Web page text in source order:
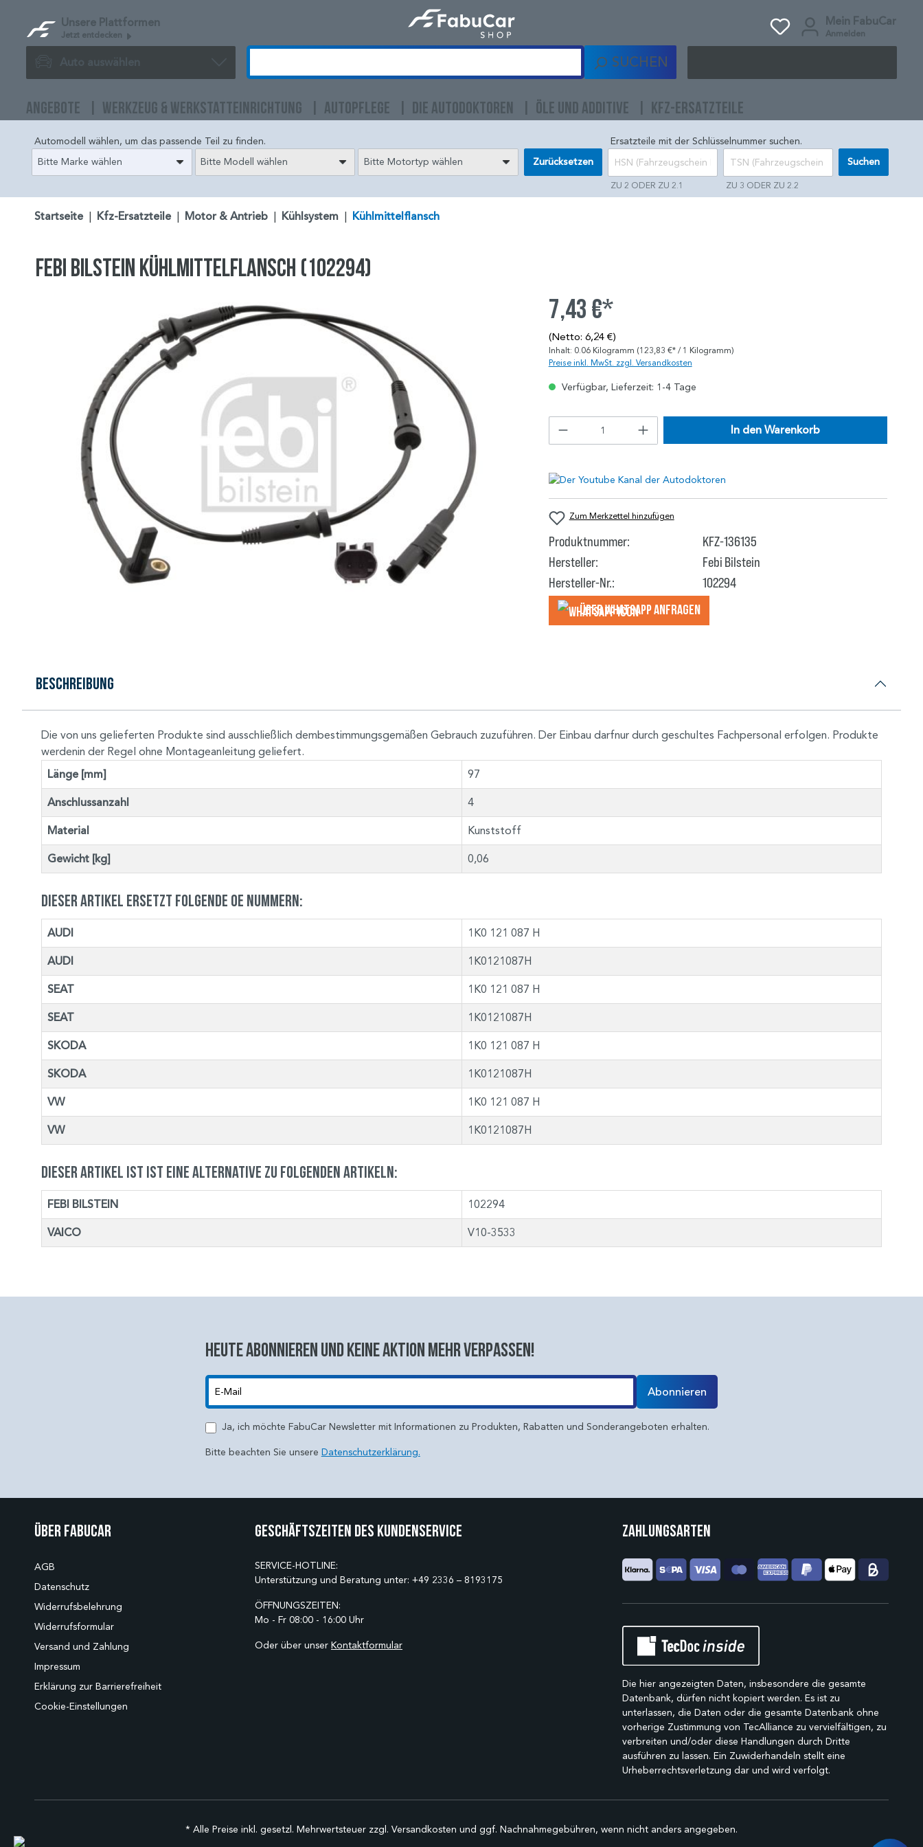
Unsere Plattformen
Jetzt entdecken
Mein FabuCar
Anmelden
Auto auswählen SUCHEN
ANGEBOTE WERKZEUG & WERKSTATTEINRICHTUNG AUTOPFLEGE DIE AUTODOKTOREN ÖLE UND ADDITIVE KFZ-ERSATZTEILE
Automodell wählen, um das passende Teil zu finden.
Bitte Marke wählen
Bitte Modell wählen Bitte Motortyp wählen Zurücksetzen
Ersatzteile mit der Schlüsselnummer suchen.
ZU 2 ODER ZU 2.1 ZU 3 ODER ZU 2.2
Suchen
Startseite Kfz-Ersatzteile Motor & Antrieb Kühlsystem Kühlmittelflansch
FEBI BILSTEIN Kühlmittelflansch (102294)
7,43 €*
(Netto: 6,24 €)
Inhalt: 0.06 Kilogramm (123,83 €* / 1 Kilogramm)
Preise inkl. MwSt. zzgl. Versandkosten
Verfügbar, Lieferzeit: 1-4 Tage
In den Warenkorb
Zum Merkzettel hinzufügen
Produktnummer:
KFZ-136135
Hersteller:
Febi Bilstein
Hersteller-Nr.:
102294
Über WhatsApp anfragеn
Beschreibung
Die von uns gelieferten Produkte sind ausschließlich dembestimmungsgemäßen Gebrauch zuzuführen. Der Einbau darfnur durch geschultes Fachpersonal erfolgen. Produkte
werdenin der Regel ohne Montageanleitung geliefert.
Länge [mm] 97
Anschlussanzahl 4
Material Kunststoff
Gewicht [kg] 0,06
Dieser Artikel ersetzt folgende OE Nummern:
AUDI 1K0 121 087 H
AUDI 1K0121087H
SEAT 1K0 121 087 H
SEAT 1K0121087H
SKODA 1K0 121 087 H
SKODA 1K0121087H
VW 1K0 121 087 H
VW 1K0121087H
Dieser Artikel ist ist eine Alternative zu folgenden Artikeln:
FEBI BILSTEIN 102294
VAICO V10-3533
Heute abonnieren und keine aktion mehr verpassen!
Abonnieren
Ja, ich möchte FabuCar Newsletter mit Informationen zu Produkten, Rabatten und Sonderangeboten erhalten.
Bitte beachten Sie unsere Datenschutzerklärung.
Über Fabucar
AGB
Datenschutz
Widerrufsbelehrung
Widerrufsformular
Versand und Zahlung
Impressum
Erklärung zur Barrierefreiheit
Cookie-Einstellungen
Geschäftszeiten des Kundenservice
SERVICE-HOTLINE:
Unterstützung und Beratung unter: +49 2336 – 8193175
ÖFFNUNGSZEITEN:
Mo - Fr 08:00 - 16:00 Uhr
Oder über unser Kontaktformular
Zahlungsarten
Die hier angezeigten Daten, insbesondere die gesamte
Datenbank, dürfen nicht kopiert werden. Es ist zu
unterlassen, die Daten oder die gesamte Datenbank ohne
vorherige Zustimmung von TecAlliance zu vervielfältigen, zu
verbreiten und/oder diese Handlungen durch Dritte
ausführen zu lassen. Ein Zuwiderhandeln stellt eine
Urheberrechtsverletzung dar und wird verfolgt.
* Alle Preise inkl. gesetzl. Mehrwertsteuer zzgl. Versandkosten und ggf. Nachnahmegebühren, wenn nicht anders angegeben.